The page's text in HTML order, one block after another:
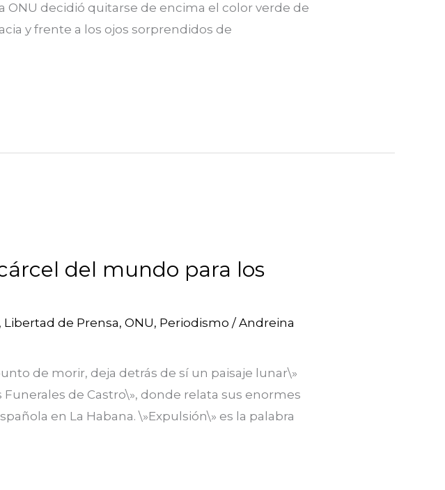
decidió quitarse de encima el color verde de
y frente a los ojos sorprendidos de
del mundo para los
, Libertad de Prensa,ONU, Periodismo /Andreina
de morir, deja detrás de sí un paisaje lunar\»
de Castro\», donde relata sus enormes
en La Habana. \»Expulsión\» es la palabra